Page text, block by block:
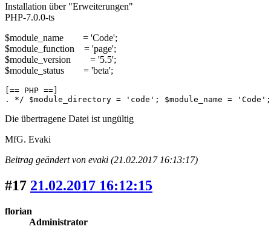
Installation über "Erweiterungen"
PHP-7.0.0-ts
$module_name = 'Code';
$module_function = 'page';
$module_version = '5.5';
$module_status = 'beta';
[== PHP ==]
. */ $module_directory = 'code'; $module_name =
Die übertragene Datei ist ungültig
MfG. Evaki
Beitrag geändert von evaki (21.02.2017 16:13:17)
#17 21.02.2017 16:12:15
florian
Administrator